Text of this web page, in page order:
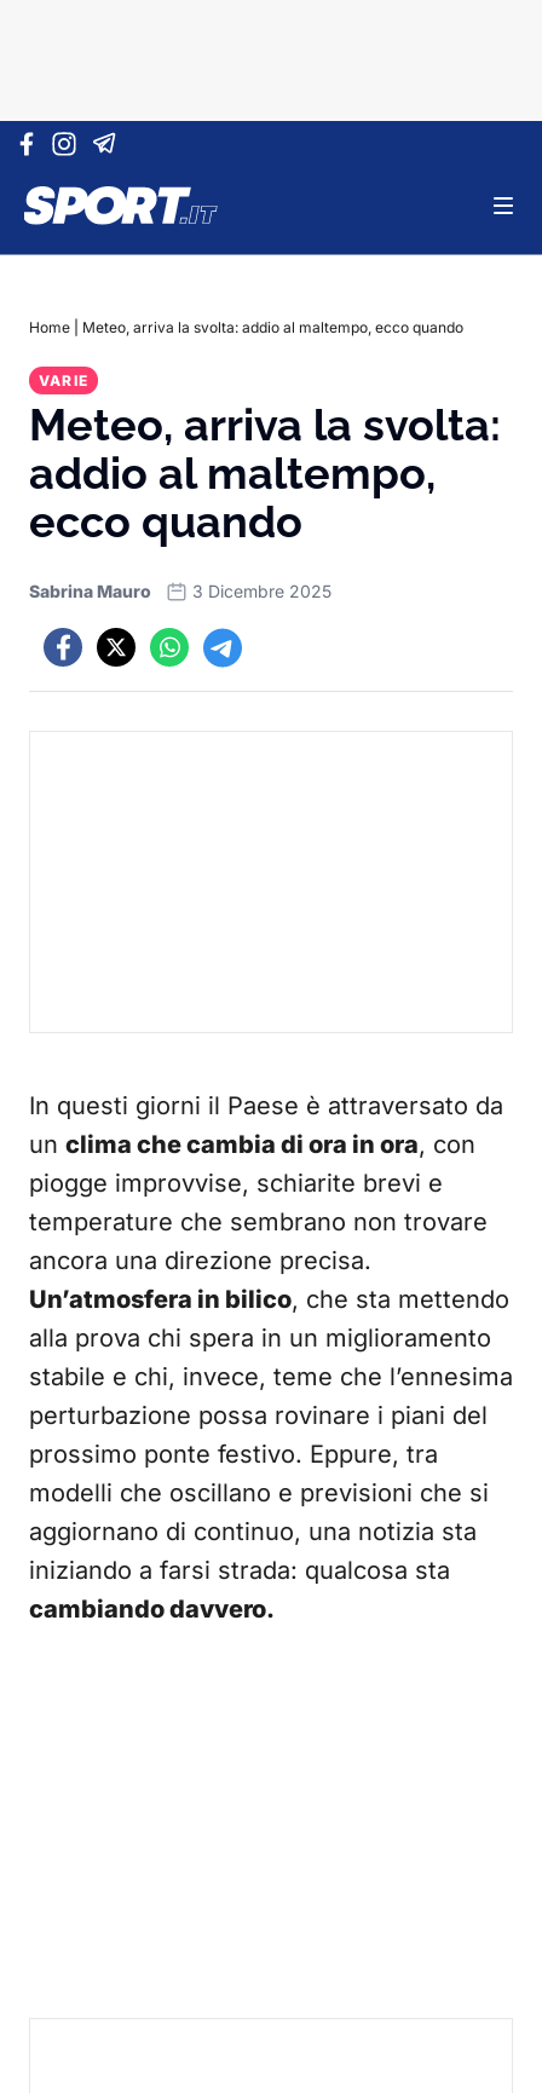
Vai al contenuto
Home Meteo, arriva la svolta: addio al maltempo, ecco quando
VARIE
Meteo, arriva la svolta:
addio al maltempo,
ecco quando
Sabrina Mauro 3 Dicembre 2025
In questi giorni il Paese è attraversato da
un clima che cambia di ora in ora, con
piogge improvvise, schiarite brevi e
temperature che sembrano non trovare
ancora una direzione precisa.
Un’atmosfera in bilico, che sta mettendo
alla prova chi spera in un miglioramento
stabile e chi, invece, teme che l’ennesima
perturbazione possa rovinare i piani del
prossimo ponte festivo. Eppure, tra
modelli che oscillano e previsioni che si
aggiornano di continuo, una notizia sta
iniziando a farsi strada: qualcosa sta
cambiando davvero.